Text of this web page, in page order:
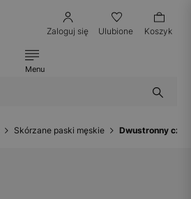
Zaloguj się Ulubione Koszyk
Menu
Skórzane paski męskie Dwustronny